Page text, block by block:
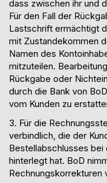
dass zwischen ihr und
Für den Fall der
Lastschrift ermächtigt
mit Zustandekommen
Namen des
mitzuteilen.
Rückgabe oder
durch die Bank von
vom Kunden zu
3. Für die
verbindlich, die der
Bestellabschlusses
hinterlegt hat. BoD
Rechnungskorrekturen